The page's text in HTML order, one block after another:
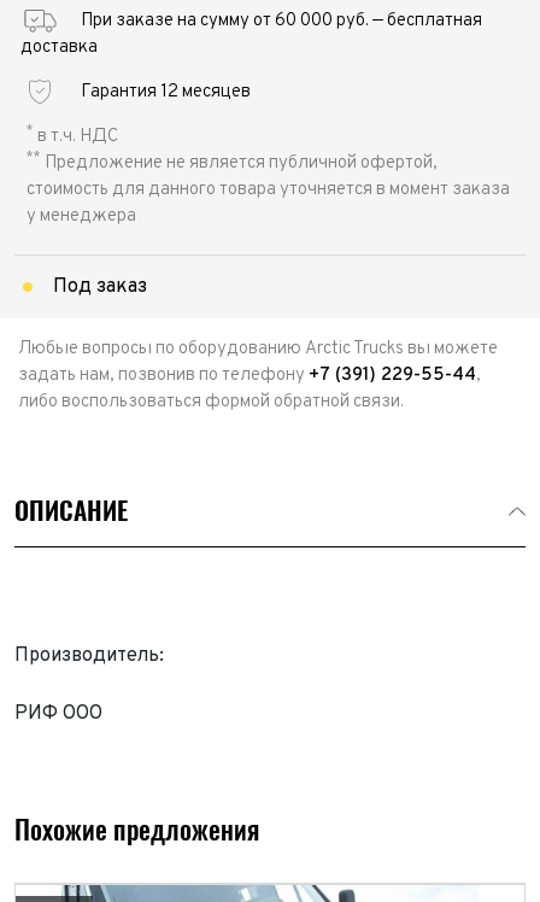
При заказе на сумму от 60 000 руб. — бесплатная
доставка
Гарантия 12 месяцев
* в т.ч. НДС
** Предложение не является публичной офертой,
стоимость для данного товара уточняется в момент заказа
у менеджера
Под заказ
Любые вопросы по оборудованию Arctic Trucks вы можете
задать нам, позвонив по телефону +7 (391) 229-55-44,
либо воспользоваться формой обратной связи.
ОПИСАНИЕ
Производитель:
РИФ ООО
Похожие предложения
Имя*
Телефон*